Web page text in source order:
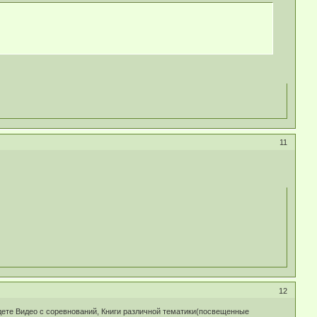
11
12
Видео с соревнований, Книги различной тематики(посвещенные